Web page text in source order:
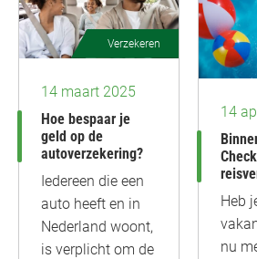
Verzekeren
14 maart 2025
Hoe bespaar je
geld op de
autoverzekering?
Iedereen die een
auto heeft en in
Nederland woont,
is verplicht om de
14
Heb
nu